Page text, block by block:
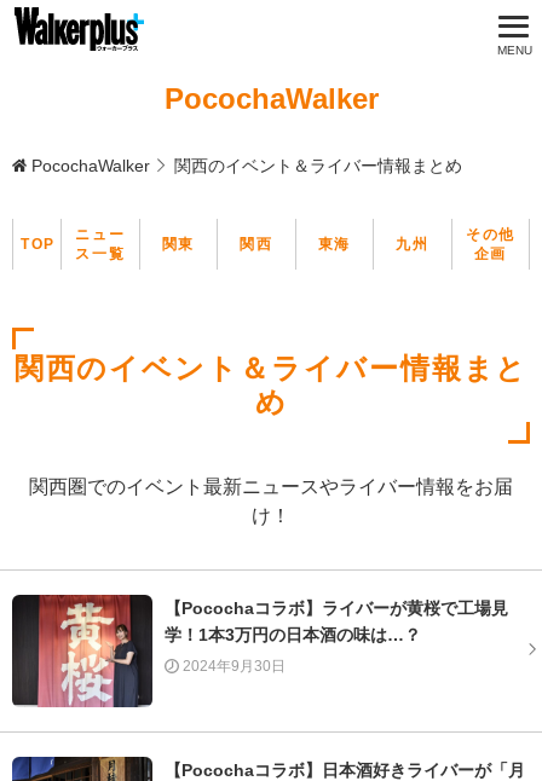
PocochaWalker
PocochaWalker 関西のイベント＆ライバー情報まとめ
TOP
ニュー
ス一覧
関東 関西 東海 九州
その他
企画
関西のイベント＆ライバー情報まと
め
関西圏でのイベント最新ニュースやライバー情報をお届
け！
【Pocochaコラボ】ライバーが黄桜で工場見
学！1本3万円の日本酒の味は…？
2024年9月30日
【Pocochaコラボ】日本酒好きライバーが「月